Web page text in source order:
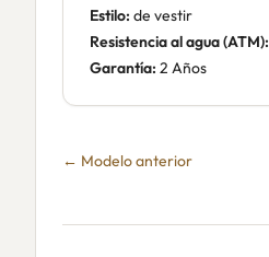
Estilo: de vestir
Resistencia al agua (ATM):
Garantía: 2 Años
← Modelo anterior